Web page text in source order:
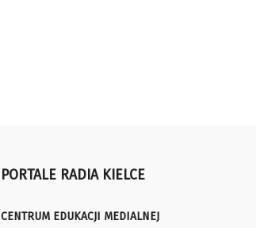
PORTALE RADIA KIELCE
CENTRUM EDUKACJI MEDIALNEJ